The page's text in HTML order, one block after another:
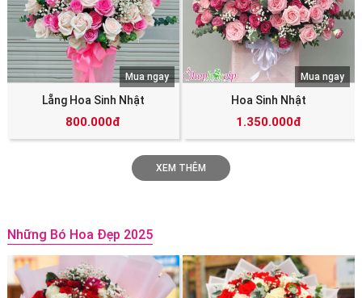
Lẵng Hoa Sinh Nhật
800.000đ
Mua ngay
Hoa Sinh Nhật
1.350.000đ
Mua ngay
XEM THÊM
Những Bó Hoa Đẹp 2025